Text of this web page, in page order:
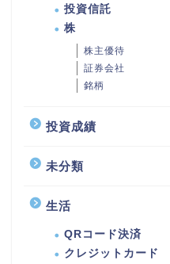
投資信託
株
株主優待
証券会社
銘柄
投資成績
未分類
生活
QRコード決済
クレジットカード